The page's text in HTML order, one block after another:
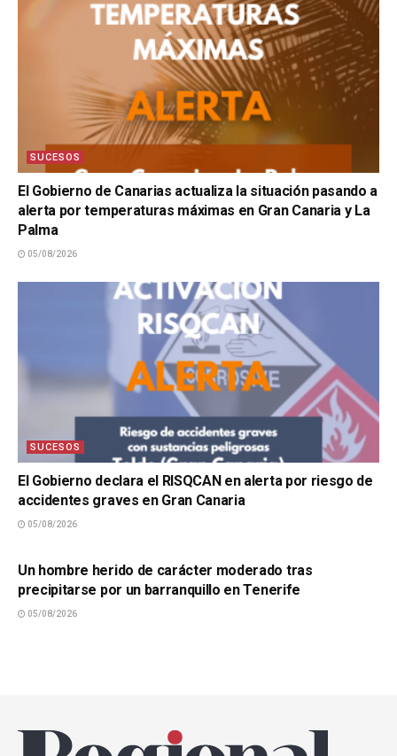
SUCESOS
El Gobierno de Canarias actualiza la situación pasando a
alerta por temperaturas máximas en Gran Canaria y La
Palma
05/08/2026
SUCESOS
El Gobierno declara el RISQCAN en alerta por riesgo de
accidentes graves en Gran Canaria
05/08/2026
Un hombre herido de carácter moderado tras
precipitarse por un barranquillo en Tenerife
05/08/2026